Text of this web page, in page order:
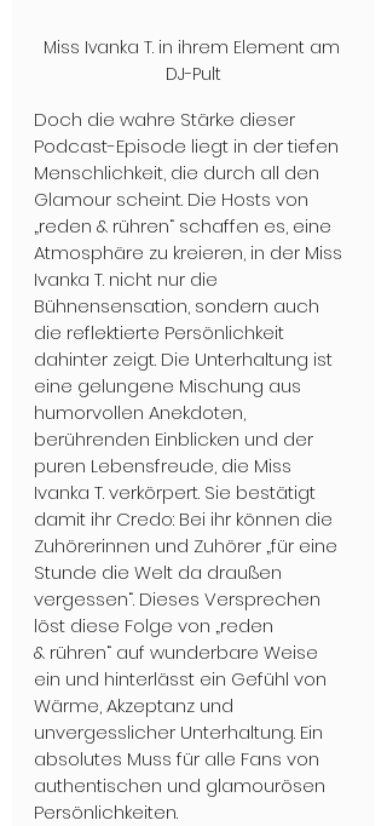
Miss Ivanka T. in ihrem Element am
DJ-Pult
Doch die wahre Stärke dieser
Podcast-Episode liegt in der tiefen
Menschlichkeit, die durch all den
Glamour scheint. Die Hosts von
„reden & rühren“ schaffen es, eine
Atmosphäre zu kreieren, in der Miss
Ivanka T. nicht nur die
Bühnensensation, sondern auch
die reflektierte Persönlichkeit
dahinter zeigt. Die Unterhaltung ist
eine gelungene Mischung aus
humorvollen Anekdoten,
berührenden Einblicken und der
puren Lebensfreude, die Miss
Ivanka T. verkörpert. Sie bestätigt
damit ihr Credo: Bei ihr können die
Zuhörerinnen und Zuhörer „für eine
Stunde die Welt da draußen
vergessen“. Dieses Versprechen
löst diese Folge von „reden
& rühren“ auf wunderbare Weise
ein und hinterlässt ein Gefühl von
Wärme, Akzeptanz und
unvergesslicher Unterhaltung. Ein
absolutes Muss für alle Fans von
authentischen und glamourösen
Persönlichkeiten.